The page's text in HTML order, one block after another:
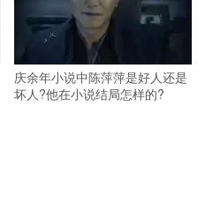
庆余年小说中陈萍萍是好人还是
坏人?他在小说结局怎样的?